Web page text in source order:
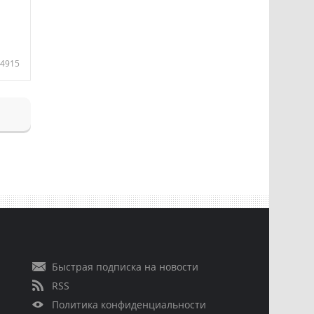
4915
Быстрая подписка на новости
RSS
Политика конфиденциальности